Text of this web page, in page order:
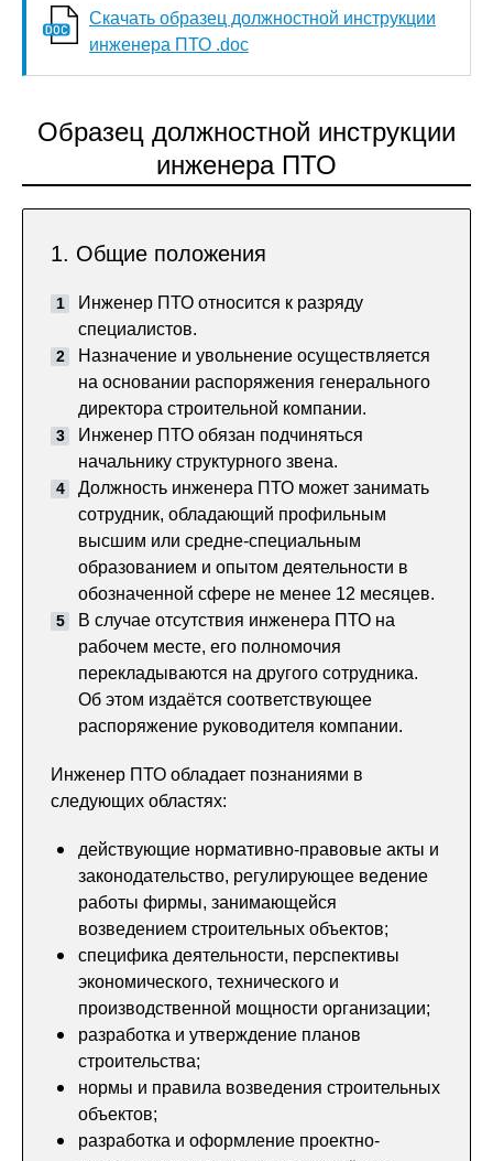
Скачать образец должностной инструкции
инженера ПТО .doc
Образец должностной инструкции
инженера ПТО
1. Общие положения
Инженер ПТО относится к разряду
специалистов.
Назначение и увольнение осуществляется
на основании распоряжения генерального
директора строительной компании.
Инженер ПТО обязан подчиняться
начальнику структурного звена.
Должность инженера ПТО может занимать
сотрудник, обладающий профильным
высшим или средне-специальным
образованием и опытом деятельности в
обозначенной сфере не менее 12 месяцев.
В случае отсутствия инженера ПТО на
рабочем месте, его полномочия
перекладываются на другого сотрудника.
Об этом издаётся соответствующее
распоряжение руководителя компании.
Инженер ПТО обладает познаниями в
следующих областях:
действующие нормативно-правовые акты и
законодательство, регулирующее ведение
работы фирмы, занимающейся
возведением строительных объектов;
специфика деятельности, перспективы
экономического, технического и
производственной мощности организации;
разработка и утверждение планов
строительства;
нормы и правила возведения строительных
объектов;
разработка и оформление проектно-